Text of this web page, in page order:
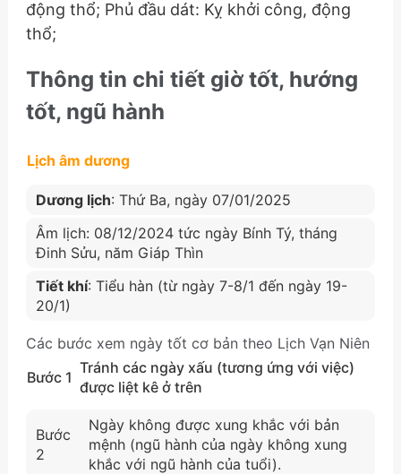
động thổ; Phủ đầu dát: Kỵ khởi công, động
thổ;
Thông tin chi tiết giờ tốt, hướng
tốt, ngũ hành
Lịch âm dương
Dương lịch: Thứ Ba, ngày 07/01/2025
Âm lịch: 08/12/2024 tức ngày Bính Tý, tháng
Đinh Sửu, năm Giáp Thìn
Tiết khí: Tiểu hàn (từ ngày 7-8/1 đến ngày 19-
20/1)
Các bước xem ngày tốt cơ bản theo Lịch Vạn Niên
Bước 1
Tránh các ngày xấu (tương ứng với việc)
được liệt kê ở trên
Bước
2
Ngày không được xung khắc với bản
mệnh (ngũ hành của ngày không xung
khắc với ngũ hành của tuổi).